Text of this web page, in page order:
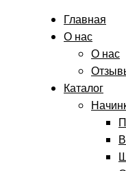
Главная
О нас
О нас
Каталог